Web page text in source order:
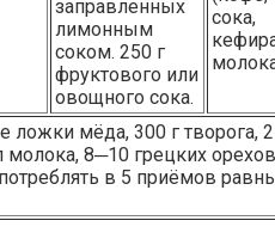
заправленных
лимонным
соком. 250 г
фруктового или
овощного сока.
сока,
ложки мёда, 300 г творога, 2
молока, 8─10 грецких
в 5 приёмов